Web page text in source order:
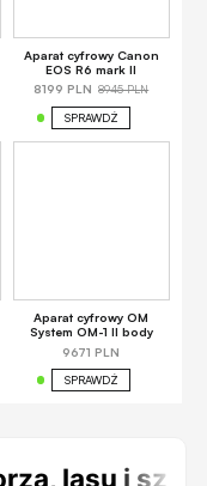
Aparat cyfrowy Canon
EOS R6 mark II
8199 PLN 8945 PLN
SPRAWDŹ
Aparat cyfrowy OM
System OM-1 II body
9671 PLN
SPRAWDŹ